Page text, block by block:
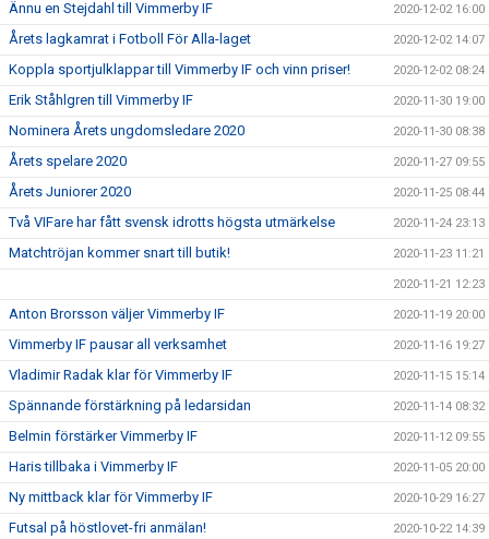
Ännu en Stejdahl till Vimmerby IF 2020-12-02 16:00
Årets lagkamrat i Fotboll För Alla-laget 2020-12-02 14:07
Koppla sportjulklappar till Vimmerby IF och vinn priser! 2020-12-02 08:24
Erik Ståhlgren till Vimmerby IF 2020-11-30 19:00
Nominera Årets ungdomsledare 2020 2020-11-30 08:38
Årets spelare 2020 2020-11-27 09:55
Årets Juniorer 2020 2020-11-25 08:44
Två VIFare har fått svensk idrotts högsta utmärkelse 2020-11-24 23:13
Matchtröjan kommer snart till butik! 2020-11-23 11:21
2020-11-21 12:23
Anton Brorsson väljer Vimmerby IF 2020-11-19 20:00
Vimmerby IF pausar all verksamhet 2020-11-16 19:27
Vladimir Radak klar för Vimmerby IF 2020-11-15 15:14
Spännande förstärkning på ledarsidan 2020-11-14 08:32
Belmin förstärker Vimmerby IF 2020-11-12 09:55
Haris tillbaka i Vimmerby IF 2020-11-05 20:00
Ny mittback klar för Vimmerby IF 2020-10-29 16:27
Futsal på höstlovet-fri anmälan! 2020-10-22 14:39